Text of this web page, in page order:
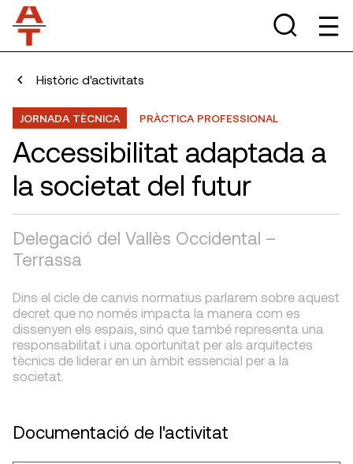
Històric d'activitats
JORNADA TÈCNICA PRÀCTICA PROFESSIONAL
Accessibilitat adaptada a
la societat del futur
Delegació del Vallès Occidental –
Terrassa
Dins el cicle de canvis normatius parlarem sobre aquest
decret que no només impacta la manera com es
dissenyen els espais, sinó que també representa una
responsabilitat i una oportunitat per als arquitectes
tècnics de liderar en un àmbit essencial per a la
societat.
Documentació de l'activitat